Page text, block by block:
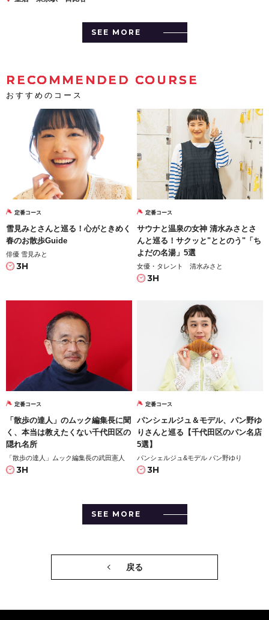
SEE MORE
RECOMMENDED COURSE
おすすめのコース
定番コース
雪見みとさんと巡る！心がときめく
春のお散歩Guide
俳優 雪見みと
3H
定番コース
サウナと温泉の女神 清水みさとさ
んと巡る！サクッと"ととのう"「ち
よだの名湯」5選
女優・タレント 清水みさと
3H
定番コース
「散歩の達人」のムック編集長に聞
く、本当は教えたくない千代田区の
隠れ名所
「散歩の達人」ムック編集長の武田憲人
3H
定番コース
パンシェルジュ＆モデル、パン野ゆ
りさんと巡る【千代田区のパン名店
5選】
パンシェルジュ&モデル パン野ゆり
3H
SEE MORE
戻る